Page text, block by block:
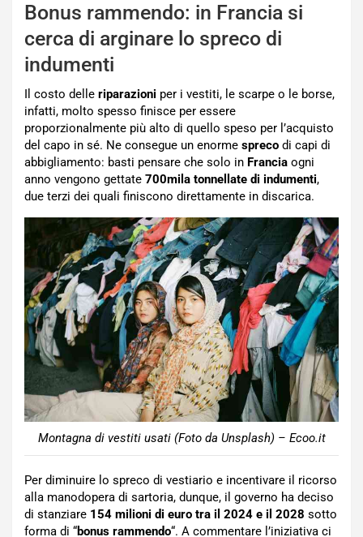
Bonus rammendo: in Francia si
cerca di arginare lo spreco di
indumenti
Il costo delle riparazioni per i vestiti, le scarpe o le borse,
infatti, molto spesso finisce per essere
proporzionalmente più alto di quello speso per l’acquisto
del capo in sé. Ne consegue un enorme spreco di capi di
abbigliamento: basti pensare che solo in Francia ogni
anno vengono gettate 700mila tonnellate di indumenti,
due terzi dei quali finiscono direttamente in discarica.
Montagna di vestiti usati (Foto da Unsplash) – Ecoo.it
Per diminuire lo spreco di vestiario e incentivare il ricorso
alla manodopera di sartoria, dunque, il governo ha deciso
di stanziare 154 milioni di euro tra il 2024 e il 2028 sotto
forma di “bonus rammendo“. A commentare l’iniziativa ci